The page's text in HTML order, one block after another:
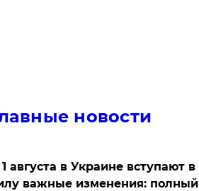
новости
августа в Украине вступают в
важные изменения: полный